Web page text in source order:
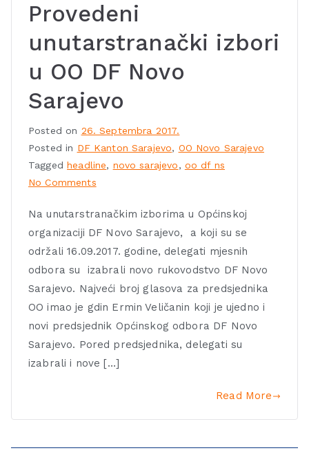
Provedeni
unutarstranački izbori
u OO DF Novo
Sarajevo
Posted on 26. Septembra 2017.
Posted in DF Kanton Sarajevo, OO Novo Sarajevo
Taggedheadline, novo sarajevo, oo df ns
No Comments
Na unutarstranačkim izborima u Općinskoj
organizaciji DF Novo Sarajevo, a koji su se
održali 16.09.2017. godine, delegati mjesnih
odbora su izabrali novo rukovodstvo DF Novo
Sarajevo. Najveći broj glasova za predsjednika
OO imao je gdin Ermin Veličanin koji je ujedno i
novi predsjednik Općinskog odbora DF Novo
Sarajevo. Pored predsjednika, delegati su
izabrali i nove […]
Read More